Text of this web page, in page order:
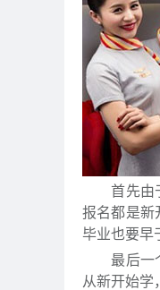
首先由于
报名都是新
毕业也要早
最后一个
从新开始学